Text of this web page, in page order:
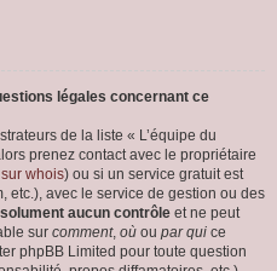
légales concernant ce
de la liste « L’équipe du
prenez contact avec le propriétaire
whois) ou si un service gratuit est
etc.), avec le service de gestion ou des
aucun contrôle et ne peut
sur comment, où ou par qui ce
phpBB Limited pour toute question